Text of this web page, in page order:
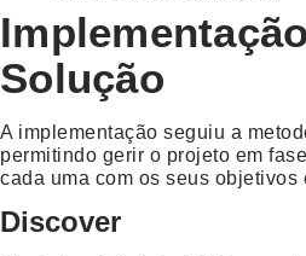
Solução
A implementação seguiu a
permitindo gerir o projeto em
cada uma com os seus objetivos
Discover